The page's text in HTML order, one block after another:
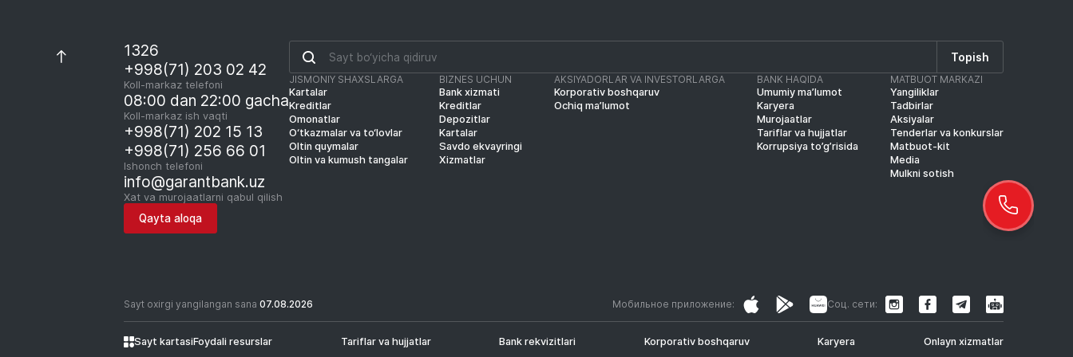
1326
+998(71) 203 02 42
Koll-markaz telefoni
08:00 dan 22:00 gacha
Koll-markaz ish vaqti
+998(71) 202 15 13
+998(71) 256 66 01
Ishonch telefoni
info@garantbank.uz
Xat va murojaatlarni qabul qilish
Qayta aloqa
Topish
JISMONIY SHAXSLARGA
Kartalar
Kreditlar
Omonatlar
O‘tkazmalar va to‘lovlar
Oltin quymalar
Oltin va kumush tangalar
BIZNES UCHUN
Bank xizmati
Kreditlar
Depozitlar
Kartalar
Savdo ekvayringi
Xizmatlar
AKSIYADORLAR VA INVESTORLARGA
Korporativ boshqaruv
Ochiq ma’lumot
BANK HAQIDA
Umumiy ma’lumot
Karyera
Murojaatlar
Tariflar va hujjatlar
Korrupsiya to’g’risida
MATBUOT MARKAZI
Yangiliklar
Tadbirlar
Aksiyalar
Tenderlar va konkurslar
Matbuot-kit
Media
Mulkni sotish
Sayt oxirgi yangilangan sana 07.08.2026 Мобильное приложение: Соц. сети:
Sayt kartasiFoydali resurslar Tariflar va hujjatlar Bank rekvizitlari Korporativ boshqaruv Karyera Onlayn xizmatlar